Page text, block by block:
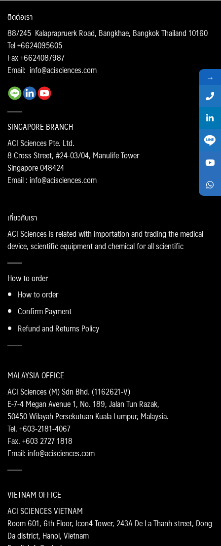
ติดต่อเรา
88/245 Kalaprapruerk Road, Bangkhae, Bangkok Thailand 10160
Tel +6624095605
Fax +6624087987
Email: info@acisciences.com
SINGAPORE BRANCH
ACI Sciences Pte. Ltd.
8 Cross Street, #24-03/04, Manulife Tower
Singapore 048424
Email : info@acisciences.com
MALAYSIA OFFICE
ACI Sciences (M) Sdn Bhd. (1162621-V)
E-7-4 Megan Avenue 1, No. 189, Jalan Tun Razak,
50450 Wilayah Persekutuan Kuala Lumpur, Malaysia.
Tel. +603-2181-4067
Fax. +603 2727 1818
Email: info@acisciences.com
VIETNAM OFFICE
ACI SCIENCES VIETNAM
Room 601, 6th Floor, Icon4 Tower, 243A De La Thanh street, Dong
Da district, Hanoi, Vietnam
เกี่ยวกับเรา
ACI Sciences is related with importation and trading the medical
device, scientific equipment and chemical for all scientific
How to order
How to order
Confirm Payment
Refund and Returns Policy
→